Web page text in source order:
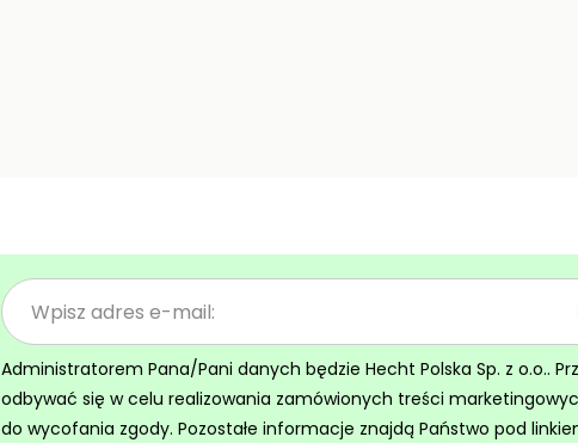
Administratorem Pana/Pani danych będzie Hecht Polska Sp. z o.o..
odbywać się w celu realizowania zamówionych treści
do wycofania zgody. Pozostałe informacje znajdą Państwo pod